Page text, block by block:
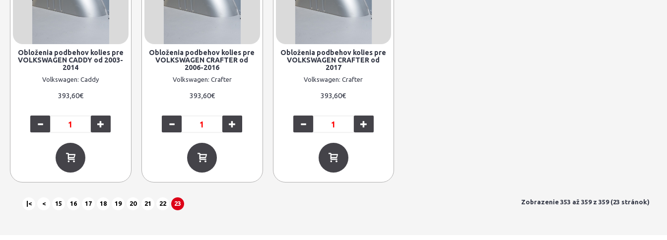
Obloženia podbehov kolies pre
VOLKSWAGEN CADDY od 2003-
2014
Volkswagen:Caddy
393,60€
Obloženia podbehov kolies pre
VOLKSWAGEN CRAFTER od
2006-2016
Volkswagen: Crafter
393,60€
Obloženia podbehov kolies pre
VOLKSWAGEN CRAFTER od
2017
Volkswagen:Crafter
393,60€
|< < 15 16 17 18 19 20 21 22 23 Zobrazenie 353 až 359 z 359 (23 stránok)